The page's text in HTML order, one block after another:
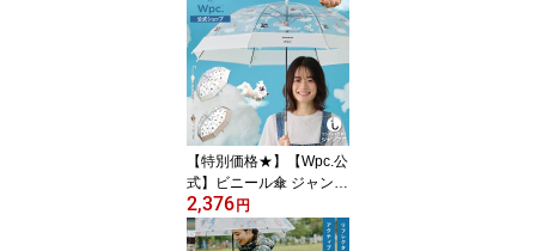
れ 女性 長く使えるビニ
ール傘 頑丈 バンブーハ
ンドル 綺麗 透明 クリア
シンプル プレゼント】
【特別価格★】【Wpc.公
式】ビニール傘 ジャンプ
傘 飛行犬×Wpc. 空飛ぶワ
ンブレラ【親子 お揃い
長雨傘 長傘 レディース
2,376円